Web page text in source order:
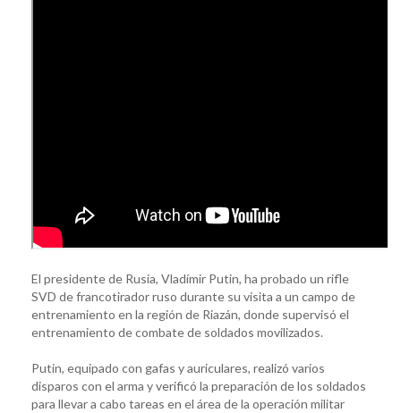
El presidente de Rusia, Vladímir Putin, ha probado un rifle
SVD de francotirador ruso durante su visita a un campo de
entrenamiento en la región de Riazán, donde supervisó el
entrenamiento de combate de soldados movilizados.
Putin, equipado con gafas y auriculares, realizó varios
disparos con el arma y verificó la preparación de los soldados
para llevar a cabo tareas en el área de la operación militar